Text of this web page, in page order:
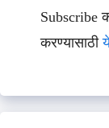
Subscribe
करण्यासाठी